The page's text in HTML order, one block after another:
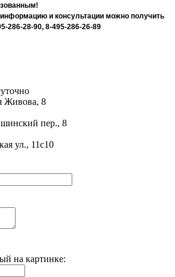
и консультации можно получить
286-28-90, 8-495-286-26-89
Живова, 8
пер., 8
ул., 11с10
на картинке: